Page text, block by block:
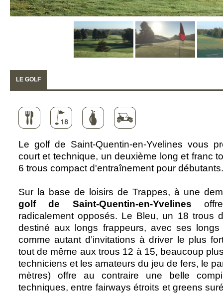
LE GOLF
Le golf de Saint-Quentin-en-Yvelines vous
court et technique, un deuxième long et franc
6 trous compact d'entraînement pour débutants.
Sur la base de loisirs de Trappes, à une
golf de Saint-Quentin-en-Yvelines
radicalement opposés. Le Bleu, un 18 trous
destiné aux longs frappeurs, avec ses
comme autant d’invitations à driver le plus
tout de même aux trous 12 à 15, beaucoup
techniciens et les amateurs du jeu de fers, le
mètres) offre au contraire une belle
techniques, entre fairways étroits et greens